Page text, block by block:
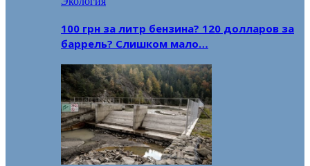
100 грн за литр бензина? 120 долларов за
баррель? Слишком мало…